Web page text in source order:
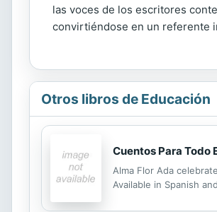
las voces de los escritores
convirtiéndose en un referente
Otros libros de Educación
Cuentos Para Todo
Alma Flor Ada
Available in Spanish